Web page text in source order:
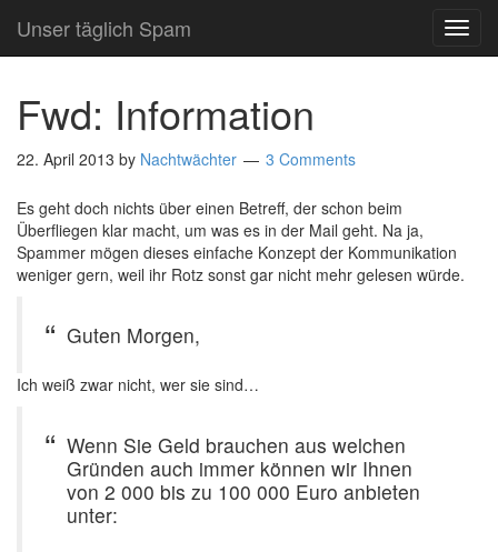
Unser täglich Spam
Fwd: Information
22. April 2013 by Nachtwächter 3 Comments
Es geht doch nichts über einen Betreff, der schon beim
Überfliegen klar macht, um was es in der Mail geht. Na ja,
Spammer mögen dieses einfache Konzept der Kommunikation
weniger gern, weil ihr Rotz sonst gar nicht mehr gelesen würde.
Guten Morgen,
Ich weiß zwar nicht, wer sie sind…
Wenn Sie Geld brauchen aus welchen
Gründen auch immer können wir Ihnen
von 2 000 bis zu 100 000 Euro anbieten
unter: